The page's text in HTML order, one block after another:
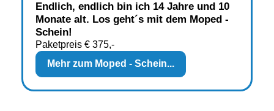
Endlich, endlich bin ich 14 Jahre und 10
Monate alt. Los geht´s mit dem Moped -
Schein!
Paketpreis € 375,-
Mehr zum Moped - Schein...